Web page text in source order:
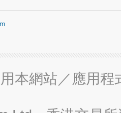
本網站／應用